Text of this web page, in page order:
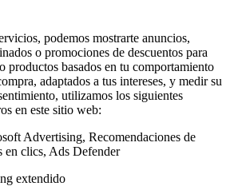
podemos mostrarte anuncios,
o promociones de descuentos para
productos basados en tu comportamiento
adaptados a tus intereses, y medir su
utilizamos los siguientes
en este sitio web:
Advertising, Recomendaciones de
en clics, Ads Defender
extendido